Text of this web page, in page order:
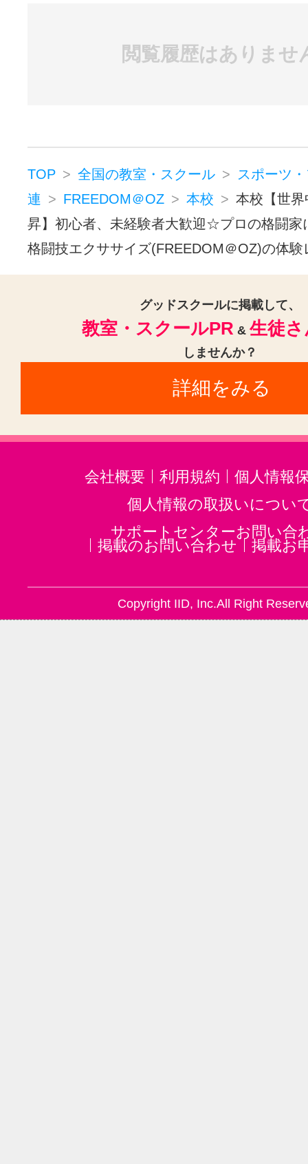
閲覧履歴はありませ
TOP 全国の教室・スクール
スポーツ
連
FREEDOM＠OZ 本校
本校【世
昇】初心者、未経験者大歓迎☆プロの格闘家
格闘技エクササイズ(FREEDOM＠OZ)の体験
グッドスクールに掲載して、
教室・スクールPR & 生徒
しませんか？
詳細をみる
会社概要 利用規約
個人情報
個人情報の取扱いについ
サポートセンターお問い合
掲載のお問い合わせ
掲載お
Copyright IID, Inc.All Right